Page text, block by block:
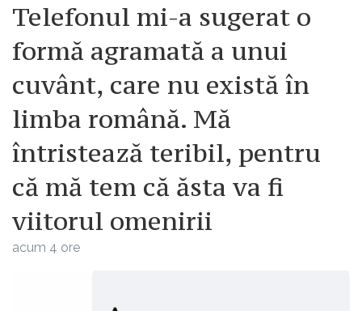
Telefonul mi-a sugerat o
formă agramată a unui
cuvânt, care nu există în
limba română. Mă
întristează teribil, pentru
că mă tem că ăsta va fi
viitorul omenirii
acum 4 ore